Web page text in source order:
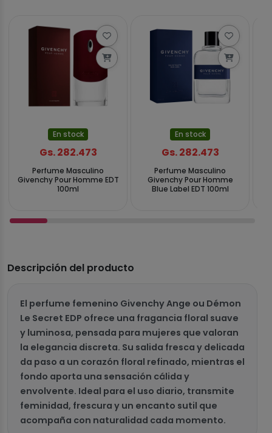
En stock
Gs. 282.473
Perfume Masculino
Givenchy Pour Homme EDT
100ml
En stock
Gs. 282.473
Perfume Masculino
Givenchy Pour Homme
Blue Label EDT 100ml
Descripción del producto
El perfume femenino Givenchy Ange ou Démon
Le Secret EDP ofrece una fragancia floral suave
y luminosa, pensada para mujeres que valoran
la elegancia discreta. Su salida fresca y delicada
da paso a un corazón floral refinado, mientras el
fondo aporta una sensación cálida y
envolvente. Ideal para el uso diario, transmite
feminidad, frescura y un encanto sutil que
acompaña con naturalidad cada momento.